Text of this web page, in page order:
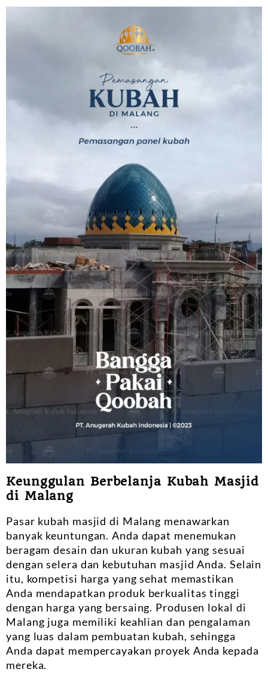
Keunggulan Berbelanja Kubah Masjid
di Malang
Pasar kubah masjid di Malang menawarkan
banyak keuntungan. Anda dapat menemukan
beragam desain dan ukuran kubah yang sesuai
dengan selera dan kebutuhan masjid Anda. Selain
itu, kompetisi harga yang sehat memastikan
Anda mendapatkan produk berkualitas tinggi
dengan harga yang bersaing. Produsen lokal di
Malang juga memiliki keahlian dan pengalaman
yang luas dalam pembuatan kubah, sehingga
Anda dapat mempercayakan proyek Anda kepada
mereka.